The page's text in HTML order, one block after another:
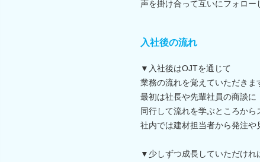
声を掛け合って互いにフォロー
入社後の流れ
▼入社後はOJTを通じて
業務の流れを覚えていただきま
最初は社長や先輩社員の商談に
同行して流れを学ぶところから
社内では建材担当者から発注や
▼少しずつ成長していただけれ